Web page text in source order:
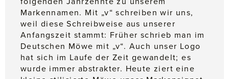
Markennamen. Mit „v“ schreiben wir uns,
weil diese Schreibweise aus unserer
Anfangszeit stammt: Früher schrieb man im
Deutschen Möwe mit „v“. Auch unser Logo
hat sich im Laufe der Zeit gewandelt; es
wurde immer abstrakter. Heute ziert eine